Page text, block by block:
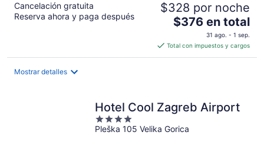
Cancelación gratuita
Reserva ahora y paga después
$328 por noche
El
es
de
por
noche
$376 en total
31 ago. - 1 sep.
Total con impuestos y cargos
Mostrar detalles
Hotel Cool Zagreb Airport
4
out
Pleška 105 Velika Gorica